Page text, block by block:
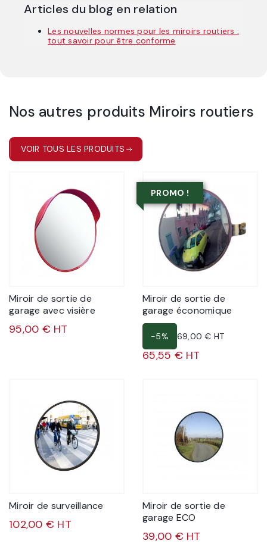
Articles du blog en relation
Les nouvelles normes pour les miroirs routiers :
tout savoir pour être conforme
Nos autres produits Miroirs routiers
VOIR TOUS LES PRODUITS
Miroir de sortie de
garage avec visière
95,00 € HT
PROMO !
Miroir de sortie de
garage économique
69,00 € HT
-5%
65,55 € HT
Miroir de surveillance
102,00 € HT
Miroir de sortie de
garage ECO
39,00 € HT